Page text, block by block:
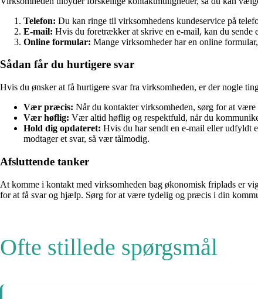
Telefon: Du kan ringe til virksomhedens kundeservice på
E-mail: Hvis du foretrækker at skrive en e-mail, kan du
Online formular: Mange virksomheder har en online
Sådan får du hurtigere svar
Hvis du ønsker at få hurtigere svar fra virksomheden, er der nogle
Vær præcis: Når du kontakter virksomheden, sørg for at
Vær høflig: Vær altid høflig og respektfuld, når du
Hold dig opdateret: Hvis du har sendt en e-mail eller udfyldt
modtager et svar, så vær tålmodig.
Afsluttende tanker
At komme i kontakt med virksomheden bag økonomisk friplads er
for at få svar og hjælp. Sørg for at være tydelig og præcis i din
Ofte stillede spørgsmål